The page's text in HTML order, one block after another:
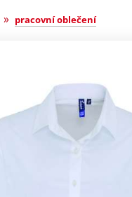
» pracovní oblečení